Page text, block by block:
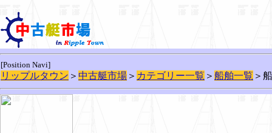
[Position Navi]
リップルタウン ＞ 中古艇市場 ＞ カテゴリー一覧 ＞ 船舶一覧 ＞